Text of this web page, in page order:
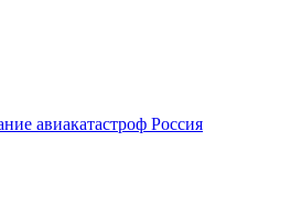
авиакатастроф Россия